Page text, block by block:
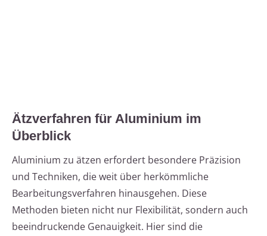
Ätzverfahren für Aluminium im
Überblick
Aluminium zu ätzen erfordert besondere Präzision
und Techniken, die weit über herkömmliche
Bearbeitungsverfahren hinausgehen. Diese
Methoden bieten nicht nur Flexibilität, sondern auch
beeindruckende Genauigkeit. Hier sind die